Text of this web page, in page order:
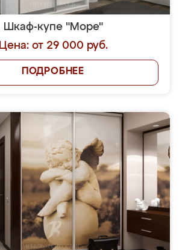
Шкаф-купе "Море"
Цена: от 29 000 руб.
ПОДРОБНЕЕ